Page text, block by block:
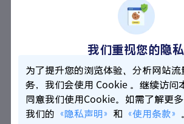
核心优势
多云统一纳管
通过统一管理平台集中管理分布在不
字资产，无需频繁切换多个控制台或
够获得统一的资产视图、权限体系和
云环境下的高效管理与资源协同。
我们重视您的隐私
为了提升您的浏览体验、分析网站
务，我们会使用 Cookie 。继续访问
同意我们使用Cookie。如需了解更
我们的 《隐私声明》 和 《使用条款》 。